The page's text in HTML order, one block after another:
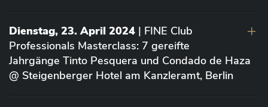
Dienstag, 23. April 2024 | FINE Club
Professionals Masterclass: 7 gereifte
Jahrgänge Tinto Pesquera und Condado de Haza
@ Steigenberger Hotel am Kanzleramt, Berlin